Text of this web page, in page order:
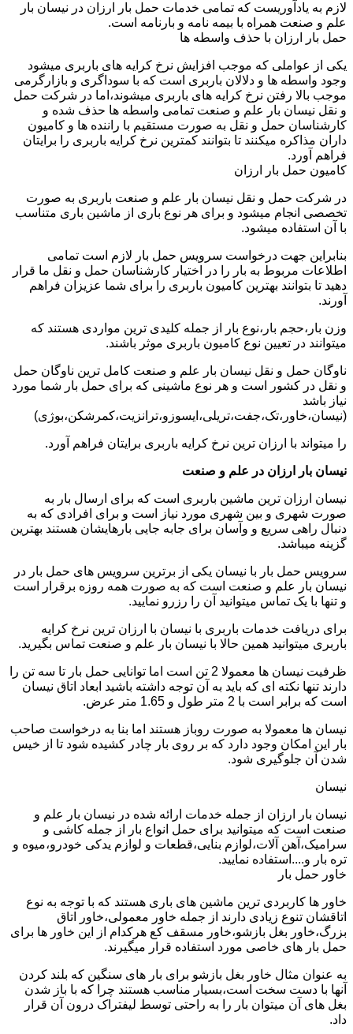
لازم به یادآوریست که تمامی خدمات حمل بار ارزان در نیسان بار
علم و صنعت همراه با بیمه نامه و بارنامه است.
حمل بار ارزان با حذف واسطه ها
یکی از عواملی که موجب افزایش نرخ کرایه های باربری میشود
وجود واسطه ها و دلالان باربری است که با سوداگری و بازارگرمی
موجب بالا رفتن نرخ کرایه های باربری میشوند،اما در شرکت حمل
و نقل نیسان بار علم و صنعت تمامی واسطه ها حذف شده و
کارشناسان حمل و نقل به صورت مستقیم با راننده ها و کامیون
داران مذاکره میکنند تا بتوانند کمترین نرخ کرایه باربری را برایتان
فراهم آورد.
کامیون حمل بار ارزان
در شرکت حمل و نقل نیسان بار علم و صنعت باربری به صورت
تخصصی انجام میشود و برای هر نوع باری از ماشین باری متناسب
با آن استفاده میشود.
بنابراین جهت درخواست سرویس حمل بار لازم است تمامی
اطلاعات مربوط به بار را در اختیار کارشناسان حمل و نقل ما قرار
دهید تا بتوانند بهترین کامیون باربری را برای شما عزیزان فراهم
آورند.
وزن بار،حجم بار،نوع بار از جمله کلیدی ترین مواردی هستند که
میتوانند در تعیین نوع کامیون باربری موثر باشند.
ناوگان حمل و نقل نیسان بار علم و صنعت کامل ترین ناوگان حمل
و نقل در کشور است و هر نوع ماشینی که برای حمل بار شما مورد
نیاز باشد
(نیسان،خاور،تک،جفت،تریلی،ایسوزو،ترانزیت،کمرشکن،بوژی)
را میتواند با ارزان ترین نرخ کرایه باربری برایتان فراهم آورد.
نیسان بار ارزان در علم و صنعت
نیسان ارزان ترین ماشین باربری است که برای ارسال بار به
صورت شهری و بین شهری مورد نیاز است و برای افرادی که به
دنبال راهی سریع و وآسان برای جابه جایی بارهایشان هستند بهترین
گزینه میباشد.
سرویس حمل بار با نیسان یکی از برترین سرویس های حمل بار در
نیسان بار علم و صنعت است که به صورت همه روزه برقرار است
و تنها با یک تماس میتوانید آن را رزرو نمایید.
برای دریافت خدمات باربری با نیسان با ارزان ترین نرخ کرایه
باربری میتوانید همین حالا با نیسان بار علم و صنعت تماس بگیرید.
ظرفیت نیسان ها معمولا 2 تن است اما توانایی حمل بار تا سه تن را
دارند تنها نکته ای که باید به آن توجه داشته باشید ابعاد اتاق نیسان
است که برابر است با 2 متر طول و 1.65 متر عرض.
نیسان ها معمولا به صورت روباز هستند اما بنا به درخواست صاحب
بار این امکان وجود دارد که بر روی بار چادر کشیده شود تا از خیس
شدن آن جلوگیری شود.
نیسان
نیسان بار ارزان از جمله خدمات ارائه شده در نیسان بار علم و
صنعت است که میتوانید برای حمل انواع بار از جمله کاشی و
سرامیک،آهن آلات،لوازم بنایی،قطعات و لوازم یدکی خودرو،میوه و
تره بار و....استفاده نمایید.
خاور حمل بار
خاور ها کاربردی ترین ماشین های باری هستند که با توجه به نوع
اتاقشان تنوع زیادی دارند از جمله خاور معمولی،خاور اتاق
بزرگ،خاور بغل بازشو،خاور مسقف کع هرکدام از این خاور ها برای
حمل بار های خاصی مورد استفاده قرار میگیرند.
به عنوان مثال خاور بغل بازشو برای بار های سنگین که بلند کردن
آنها با دست سخت است،بسیار مناسب هستند چرا که با باز شدن
بغل های آن میتوان بار را به راحتی توسط لیفتراک درون آن قرار
داد.